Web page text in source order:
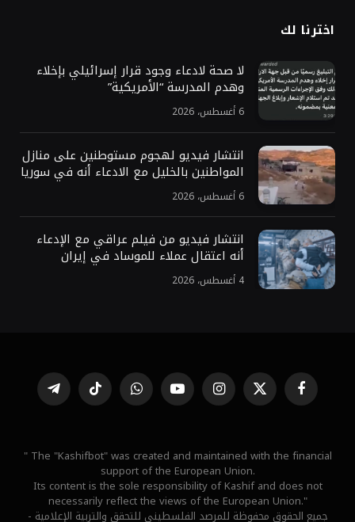
اخترنا لك
لا صحة لادعاء وجود قرار إسرائيلي بإخلاء
وهدم المدرسة “الأمريكية”
6 أغسطس، 2026
انتشار فيديو لهجوم مستوطنين على منازل
المواطنين بالخليل مع الادعاء أنه في سوريا
6 أغسطس، 2026
انتشار فيديو من فيلم عراقي مع الإدعاء
أنه اعتقال عملاء للموساد في إيران
4 أغسطس، 2026
فيسبوك X
(Twitter)
الانستغراميوتيوب واتساب تيكتوك تيلقرام
" The "Kashifbot" was created and maintained with the financial
support of the European Union.
Its content is the sole responsibility of Kashif and does not
necessarily reflect the views of the European Union."
جميع الحقوق محفوظة للمرصد الفلسطيني للتحقق والتربية الإعلامية -